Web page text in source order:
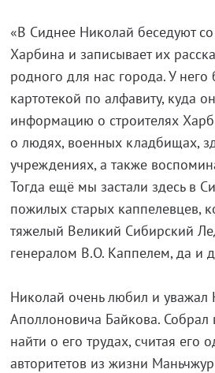
«В Сиднее Николай беседуют
Харбина и записывает их
родного для нас города. У
картотекой по алфавиту, куда
информацию о строителях
о людях, военных кладбищах,
учреждениях, а также
Тогда ещё мы застали здесь в
пожилых старых каппелевцев,
тяжелый Великий Сибирский
генералом В.О. Каппелем, да и
Николай очень любил и уважал
Аполлоновича Байкова.
найти о его трудах, считая его
авторитетов из жизни